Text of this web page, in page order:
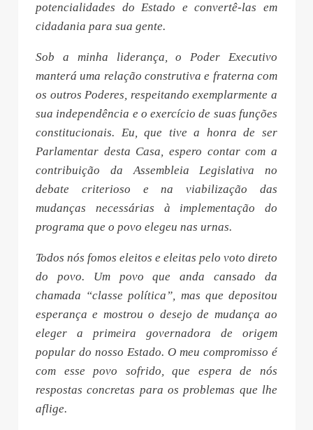
potencialidades do Estado e convertê-las em
cidadania para sua gente.
Sob a minha liderança, o Poder Executivo
manterá uma relação construtiva e fraterna com
os outros Poderes, respeitando exemplarmente a
sua independência e o exercício de suas funções
constitucionais. Eu, que tive a honra de ser
Parlamentar desta Casa, espero contar com a
contribuição da Assembleia Legislativa no
debate criterioso e na viabilização das
mudanças necessárias à implementação do
programa que o povo elegeu nas urnas.
Todos nós fomos eleitos e eleitas pelo voto direto
do povo. Um povo que anda cansado da
chamada “classe política”, mas que depositou
esperança e mostrou o desejo de mudança ao
eleger a primeira governadora de origem
popular do nosso Estado. O meu compromisso é
com esse povo sofrido, que espera de nós
respostas concretas para os problemas que lhe
aflige.